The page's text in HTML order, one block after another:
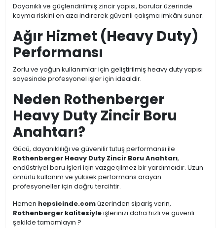
Dayanıklı ve güçlendirilmiş zincir yapısı, borular üzerinde
kayma riskini en aza indirerek güvenli çalışma imkânı sunar.
Ağır Hizmet (Heavy Duty)
Performansı
Zorlu ve yoğun kullanımlar için geliştirilmiş heavy duty yapısı
sayesinde profesyonel işler için idealdir.
Neden Rothenberger
Heavy Duty Zincir Boru
Anahtarı?
Gücü, dayanıklılığı ve güvenilir tutuş performansı ile
Rothenberger Heavy Duty Zincir Boru Anahtarı,
endüstriyel boru işleri için vazgeçilmez bir yardımcıdır. Uzun
ömürlü kullanım ve yüksek performans arayan
profesyoneller için doğru tercihtir.
Hemen hepsicinde.comüzerinden sipariş verin,
Rothenberger kalitesiyleişlerinizi daha hızlı ve güvenli
şekilde tamamlayın ?